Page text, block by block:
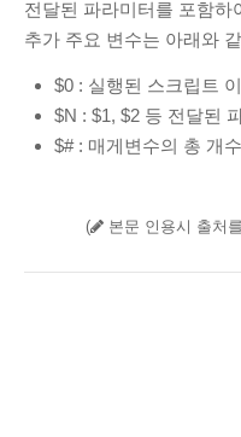
전달된 파라미터를 포함하
추가 주요 변수는 아래와
$0 : 실행된 스크립트
$N : $1, $2 등 전달된
$# : 매게변수의 총 개수
( 본문 인용시 출처